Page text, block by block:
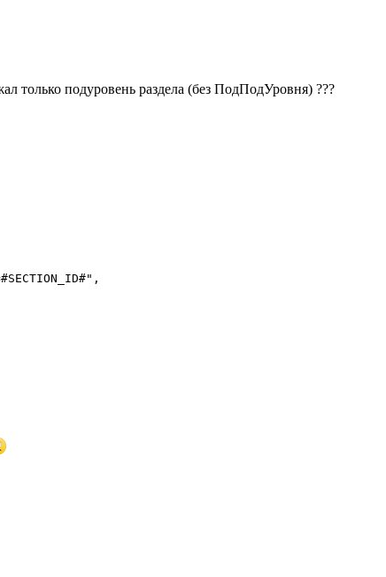
только подуровень раздела (без ПодПодУровня) ???